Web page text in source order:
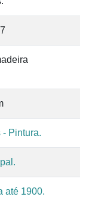
Pintura.
até 1900.